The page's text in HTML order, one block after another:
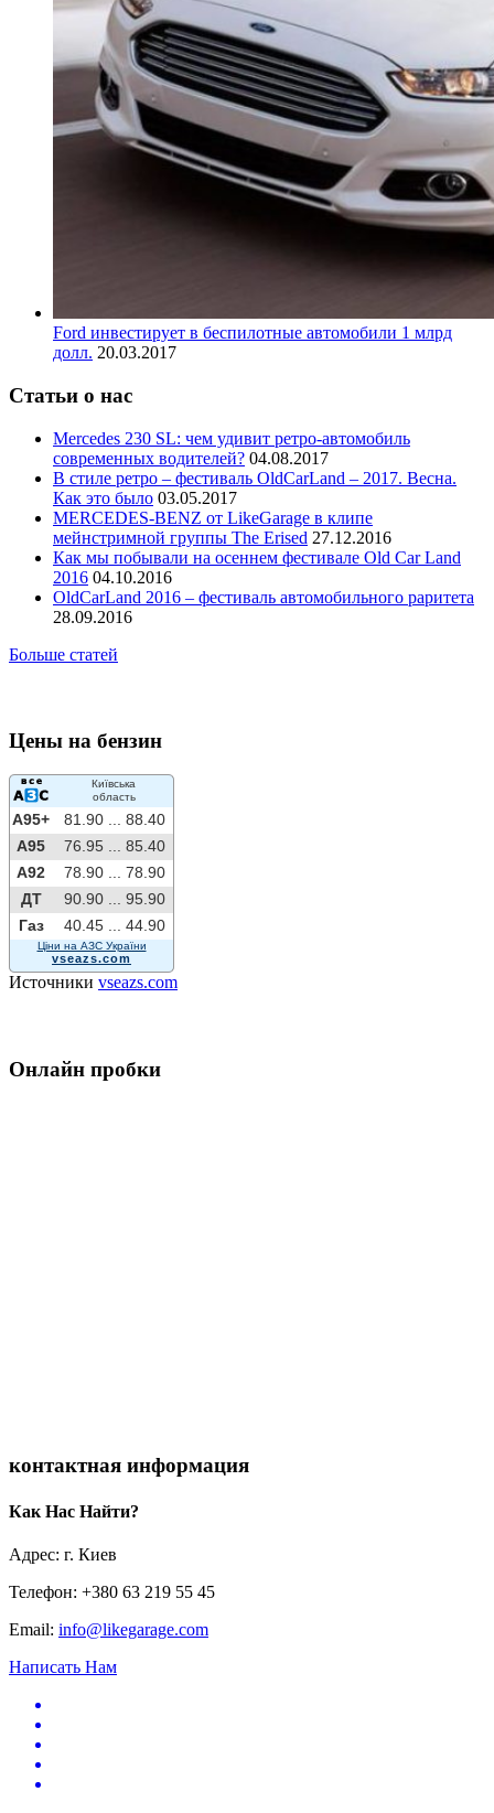
Ford инвестирует в беспилотные автомобили 1 млрд
долл. 20.03.2017
Статьи о нас
Mercedes 230 SL: чем удивит ретро-автомобиль
современных водителей? 04.08.2017
В стиле ретро – фестиваль OldCarLand – 2017. Весна.
Как это было 03.05.2017
MERCEDES-BENZ от LikeGarage в клипе
мейнстримной группы The Erised 27.12.2016
Как мы побывали на осеннем фестивале Old Car Land
2016 04.10.2016
OldCarLand 2016 – фестиваль автомобильного раритета
28.09.2016
Больше статей
Цены на бензин
Київська
область
A95+ 81.90 ...
88.40
A95
76.95 ...
85.40
A92
78.90 ...
78.90
ДТ
90.90 ...
95.90
Газ
40.45 ... 44.90
Ціни на АЗС України
vseazs.com
Источники vseazs.com
Онлайн пробки
контактная информация
Как Нас Найти?
Адрес: г. Киев
Телефон: +380 63 219 55 45
Email: info@likegarage.com
Написать Нам